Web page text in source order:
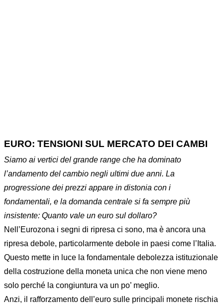
EURO: TENSIONI SUL MERCATO DEI CAMBI
Siamo ai vertici del grande range che ha dominato
l’andamento del cambio negli ultimi due anni. La
progressione dei prezzi appare in distonia con i
fondamentali, e la domanda centrale si fa sempre più
insistente: Quanto vale un euro sul dollaro?
Nell’Eurozona i segni di ripresa ci sono, ma è ancora una
ripresa debole, particolarmente debole in paesi come l’Italia.
Questo mette in luce la fondamentale debolezza istituzionale
della costruzione della moneta unica che non viene meno
solo perché la congiuntura va un po’ meglio.
Anzi, il rafforzamento dell’euro sulle principali monete rischia